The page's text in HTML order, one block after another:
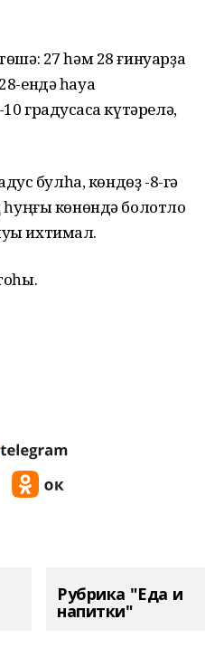
27 һәм 28 ғинуарҙа
ендә һауа
градусҡаса күтәрелә,
булһа, көндөҙ -8-гә
көнөндә болотло
ихтимал.
Рубрика "Еда и
напитки"